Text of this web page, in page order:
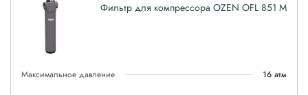
Фильтр для компрессора OZEN OFL 851 M
Максимальное давление 16 атм